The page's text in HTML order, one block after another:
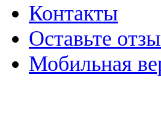
Контакты
Оставьте
Мобильная